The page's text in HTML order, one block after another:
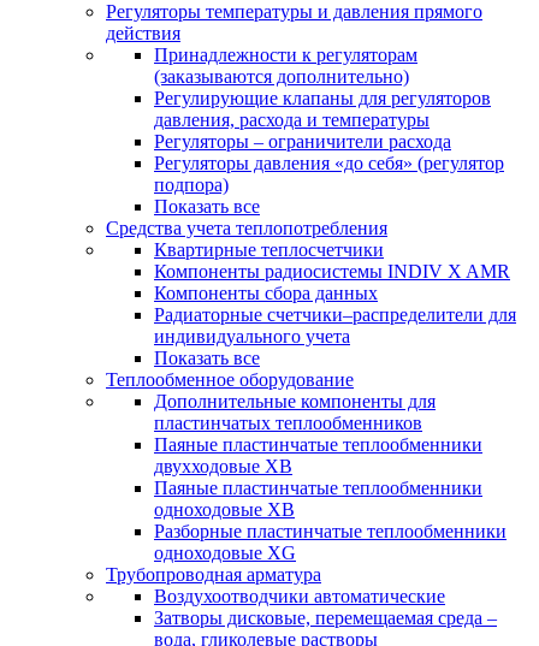
Регуляторы температуры и давления прямого
действия
Принадлежности к регуляторам
(заказываются дополнительно)
Регулирующие клапаны для регуляторов
давления, расхода и температуры
Регуляторы – ограничители расхода
Регуляторы давления «до себя» (регулятор
подпора)
Показать все
Средства учета теплопотребления
Квартирные теплосчетчики
Компоненты радиосистемы INDIV X AMR
Компоненты сбора данных
Радиаторные счетчики–распределители для
индивидуального учета
Показать все
Теплообменное оборудование
Дополнительные компоненты для
пластинчатых теплообменников
Паяные пластинчатые теплообменники
двухходовые XB
Паяные пластинчатые теплообменники
одноходовые ХВ
Разборные пластинчатые теплообменники
одноходовые ХG
Трубопроводная арматура
Воздухоотводчики автоматические
Затворы дисковые, перемещаемая среда –
вода, гликолевые растворы